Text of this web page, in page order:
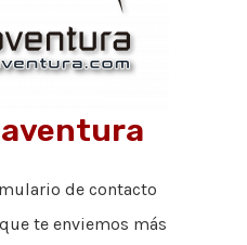
de contacto
te enviemos más